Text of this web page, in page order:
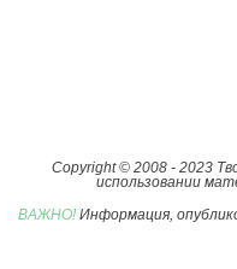
Copyright © 2008 - 2023
использовании
ВАЖНО! Информация,